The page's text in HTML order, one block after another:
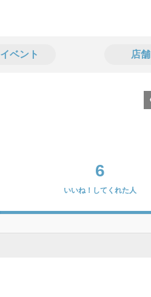
イベント 店舗
6
いいね！してくれた人